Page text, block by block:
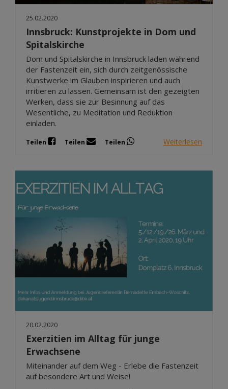
25.02.2020
Innsbruck: Kunstprojekte in Dom und
Spitalskirche
Dom und Spitalskirche in Innsbruck laden während
der Fastenzeit ein, sich durch zeitgenössische
Kunstwerke im Glauben inspirieren und auch
irritieren zu lassen. Gemeinsam ist den gezeigten
Werken, dass sie zur Besinnung auf das
Wesentliche, zu Meditation und Reduktion
einladen.
Teilen Teilen Teilen Weiterlesen
20.02.2020
Exerzitien im Alltag für junge
Erwachsene
Miteinander auf dem Weg - Erlebe die Fastenzeit
auf besondere Art und Weise!